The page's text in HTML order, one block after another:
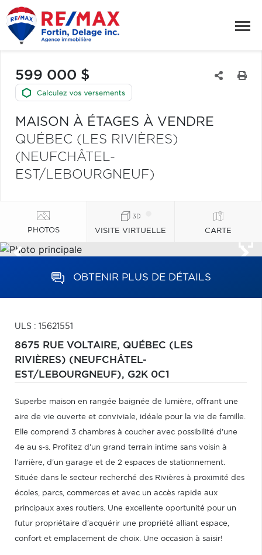
599 000 $
MAISON À ÉTAGES À VENDRE
QUÉBEC (LES RIVIÈRES)
(NEUFCHÂTEL-
EST/LEBOURGNEUF)
PHOTOS VISITE VIRTUELLE CARTE
OBTENIR PLUS DE DÉTAILS
ULS : 15621551
8675 RUE VOLTAIRE, QUÉBEC (LES
RIVIÈRES) (NEUFCHÂTEL-
EST/LEBOURGNEUF), G2K 0C1
Superbe maison en rangée baignée de lumière, offrant une
aire de vie ouverte et conviviale, idéale pour la vie de famille.
Elle comprend 3 chambres à coucher avec possibilité d'une
4e au s-s. Profitez d'un grand terrain intime sans voisin à
l'arrière, d'un garage et de 2 espaces de stationnement.
Située dans le secteur recherché des Rivières à proximité des
écoles, parcs, commerces et avec un accès rapide aux
principaux axes routiers. Une excellente oportunité pour un
futur propriétaire d'acquérir une propriété alliant espace,
confort et emplacement de choix. Une occasion à saisir!